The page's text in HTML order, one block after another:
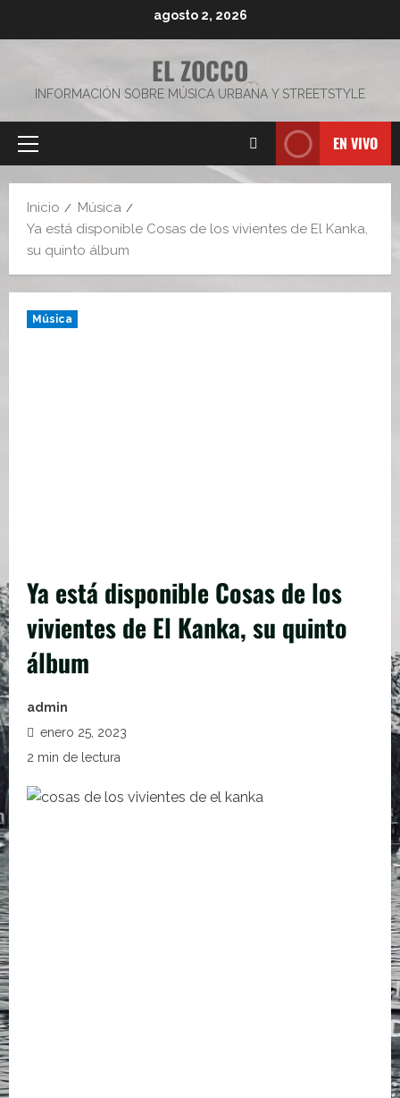
agosto 2, 2026
EL ZOCCO
INFORMACIÓN SOBRE MÚSICA URBANA Y STREETSTYLE
Menú
EN VIVO
Inicio
Música
Ya está disponible Cosas de los vivientes de El Kanka,
su quinto álbum
Música
Ya está disponible Cosas de los
vivientes de El Kanka, su quinto
álbum
admin
enero 25, 2023
2 min de lectura